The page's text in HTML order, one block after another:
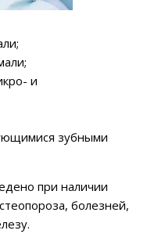
и
зубными
при наличии
болезней,